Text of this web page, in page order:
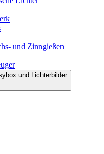
und Zinngießen
und Lichterbilder